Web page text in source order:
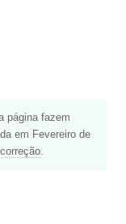
página fazem
em Fevereiro de
.